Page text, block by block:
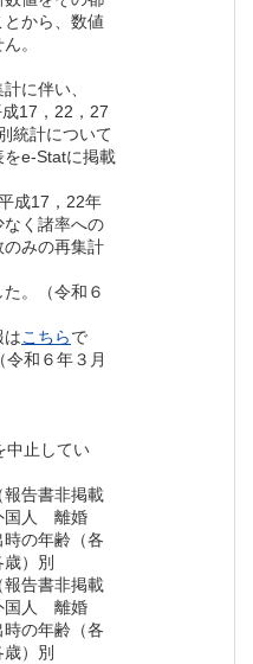
から、数値
。
に伴い、
17，22，27
統計について
をe-Statに掲載
成17，22年
なく諸率への
みの再集計
。（令和６
こちらで
和６年３月
中止してい
告書非掲載
国人 離婚
の年齢（各
）別
告書非掲載
国人 離婚
の年齢（各
）別